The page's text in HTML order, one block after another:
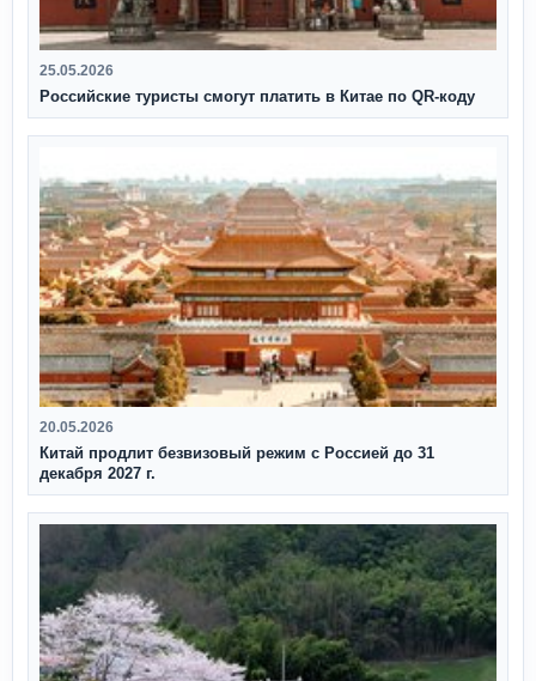
25.05.2026
Российские туристы смогут платить в Китае по QR‑коду
20.05.2026
Китай продлит безвизовый режим с Россией до 31
декабря 2027 г.